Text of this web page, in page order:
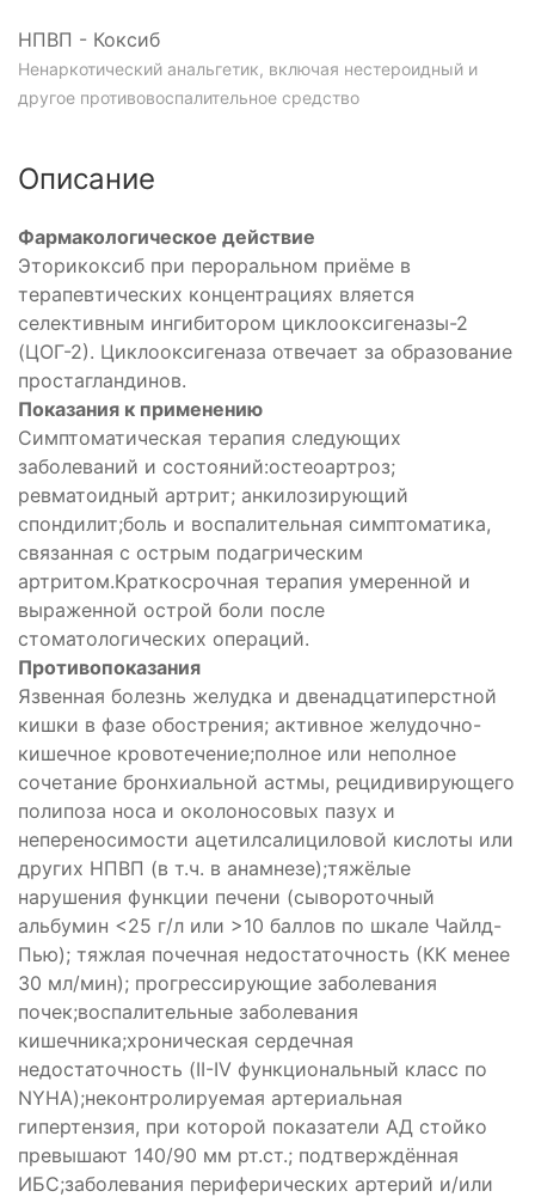
НПВП - Коксиб
Ненаркотический анальгетик, включая нестероидный и
другое противовоспалительное средство
Описание
Фармакологическое действие
Эторикоксиб при пероральном приёме в
терапевтических концентрациях вляется
селективным ингибитором циклооксигеназы-2
(ЦОГ-2). Циклооксигеназа отвечает за образование
простагландинов.
Показания к применению
Симптоматическая терапия следующих
заболеваний и состояний:остеоартроз;
ревматоидный артрит; анкилозирующий
спондилит;боль и воспалительная симптоматика,
связанная с острым подагрическим
артритом.Краткосрочная терапия умеренной и
выраженной острой боли после
стоматологических операций.
Противопоказания
Язвенная болезнь желудка и двенадцатиперстной
кишки в фазе обострения; активное желудочно-
кишечное кровотечение;полное или неполное
сочетание бронхиальной астмы, рецидивирующего
полипоза носа и околоносовых пазух и
непереносимости ацетилсалициловой кислоты или
других НПВП (в т.ч. в анамнезе);тяжёлые
нарушения функции печени (сывороточный
альбумин <25 г/л или >10 баллов по шкале Чайлд-
Пью); тяжлая почечная недостаточность (КК менее
30 мл/мин); прогрессирующие заболевания
почек;воспалительные заболевания
кишечника;хроническая сердечная
недостаточность (II-IV функциональный класс по
NYHA);неконтролируемая артериальная
гипертензия, при которой показатели АД стойко
превышают 140/90 мм рт.ст.; подтверждённая
ИБС;заболевания периферических артерий и/или